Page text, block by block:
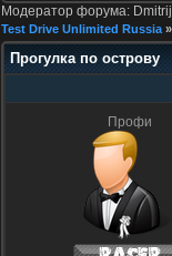
Модератор форума:
Test Drive Unlimited Russia »
Прогулка по острову
Профи